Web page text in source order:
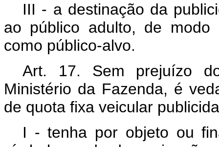
III - a destinação da
ao público adulto, de
como público-alvo.
Art. 17. Sem prejuízo
Ministério da Fazenda, é
de quota fixa veicular
I - tenha por objeto ou